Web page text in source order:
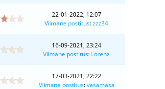
22-01-2022, 12:07
Viimane postitus:zzz34
16-09-2021, 23:24
Viimane postitus: Lorenz
17-03-2021, 22:22
Viimane postitus:vasamasa